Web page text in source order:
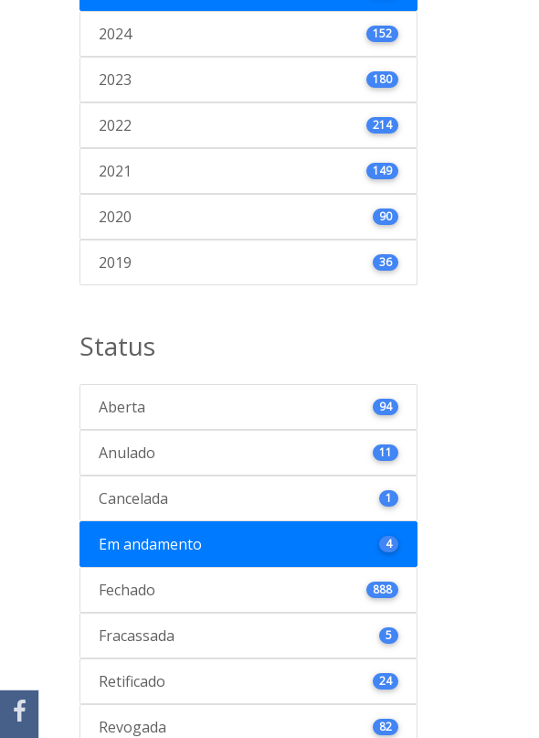
2024 152
2023 180
2022 214
2021 149
2020 90
2019 36
Status
Aberta 94
Anulado 11
Cancelada 1
Em andamento 4
Fechado 888
Fracassada 5
Retificado 24
Revogada 82